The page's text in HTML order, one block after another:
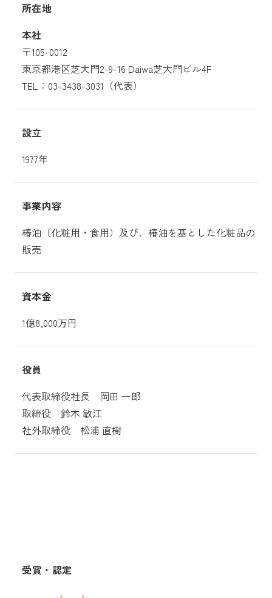
所在地
本社
〒105-0012
東京都港区芝大門2-9-16 Daiwa芝大門ビル4F
TEL：03-3438-3031（代表）
設立
1977年
事業内容
椿油（化粧用・食用）及び、椿油を基とした化粧品の
販売
資本金
1億8,000万円
役員
代表取締役社長 岡田 一郎
取締役 鈴木 敏江
社外取締役 松浦 直樹
受賞・認定